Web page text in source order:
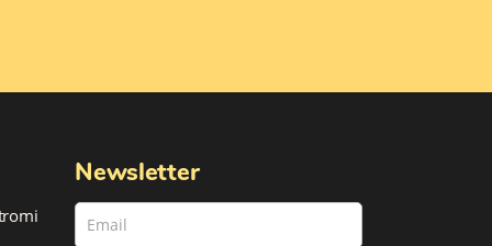
Newsletter
newsletter
(footer)